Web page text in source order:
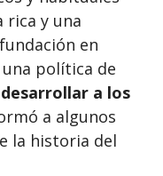
rica y una
en
política de
desarrollar a los
a algunos
la historia del